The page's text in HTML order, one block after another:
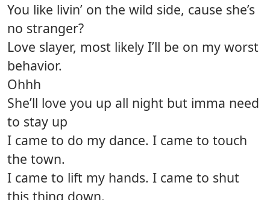
You like livin’ on the wild side, cause she’s
no stranger?
Love slayer, most likely I’ll be on my worst
behavior.
Ohhh
She’ll love you up all night but imma need
to stay up
I came to do my dance. I came to touch
the town.
I came to lift my hands. I came to shut
this thing down.